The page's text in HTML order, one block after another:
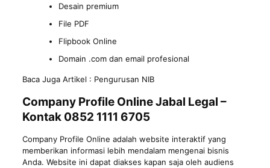
Desain premium
File PDF
Flipbook Online
Domain .com dan email profesional
Baca Juga Artikel : Pengurusan NIB
Company Profile Online Jabal Legal –
Kontak 0852 1111 6705
Company Profile Online adalah website interaktif yang
memberikan informasi lebih mendalam mengenai bisnis
Anda. Website ini dapat diakses kapan saja oleh audiens